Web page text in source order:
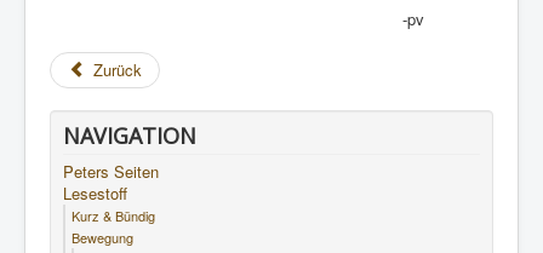
-pv
Zurück
NAVIGATION
Peters Seiten
Lesestoff
Kurz & Bündig
Bewegung